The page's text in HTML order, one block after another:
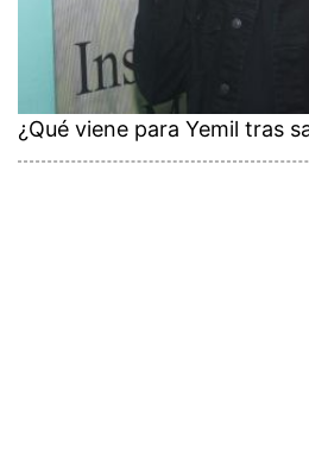
¿Qué viene para Yemil tras